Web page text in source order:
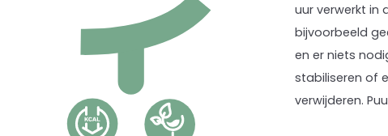
uur verwerkt in
bijvoorbeeld
en er niets
stabiliseren of
verwijderen.